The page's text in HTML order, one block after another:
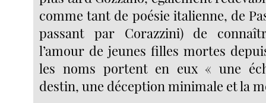
comme tant de poésie italienne, de
passant par Corazzini) de
l’amour de jeunes filles mortes
les noms portent en eux « une
destin, une déception minimale et la